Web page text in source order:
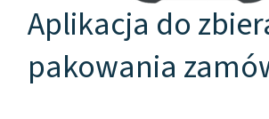
Aplikacja do
pakowania